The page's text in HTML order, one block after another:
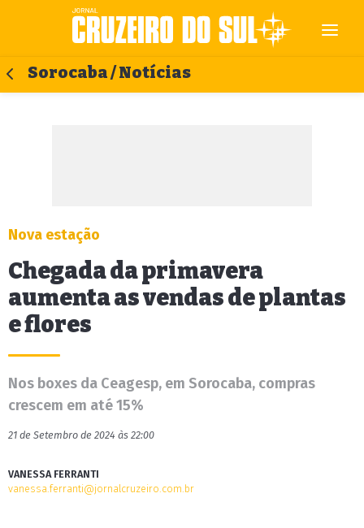
Sorocaba / Notícias
Nova estação
Chegada da primavera
aumenta as vendas de plantas
e flores
Nos boxes da Ceagesp, em Sorocaba, compras
crescem em até 15%
21 de Setembro de 2024 às 22:00
VANESSA FERRANTI
vanessa.ferranti@jornalcruzeiro.com.br